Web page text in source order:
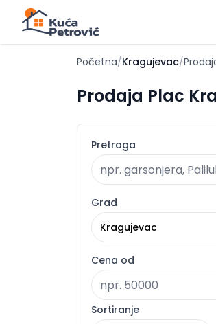
Početna/Kragujevac/
Prodaja Plac
Pretraga
Grad
Kragujevac
Cena od
Sortiranje